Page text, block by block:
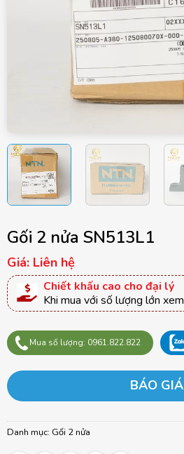
Gối 2 nửa SN513L1
Giá: Liên hệ
Chiết khấu cao cho đại lý
Khi mua với số lượng lớn xem
Mua số lượng: 0961.822.822
BÁO GIÁ
Danh mục: Gối 2 nửa